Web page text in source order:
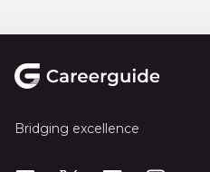
Bridging excellence